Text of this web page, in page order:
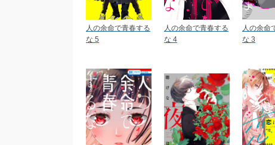
人の余命で青春する
な 5
人の余命で青春する
な 4
人の余命
な 3